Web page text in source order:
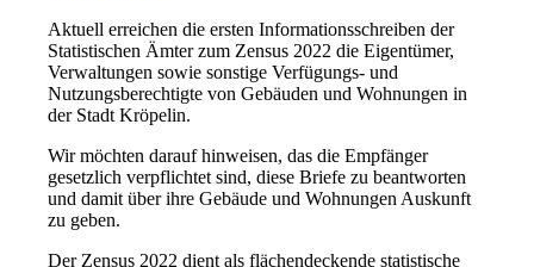
Aktuell erreichen die ersten Informationsschreiben der
Statistischen Ämter zum Zensus 2022 die Eigentümer,
Verwaltungen sowie sonstige Verfügungs- und
Nutzungsberechtigte von Gebäuden und Wohnungen in
der Stadt Kröpelin.
Wir möchten darauf hinweisen, das die Empfänger
gesetzlich verpflichtet sind, diese Briefe zu beantworten
und damit über ihre Gebäude und Wohnungen Auskunft
zu geben.
Der Zensus 2022 dient als flächendeckende statistische